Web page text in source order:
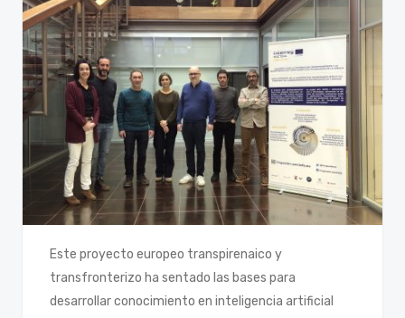
Este proyecto europeo transpirenaico y
transfronterizo ha sentado las bases para
desarrollar conocimiento en inteligencia artificial